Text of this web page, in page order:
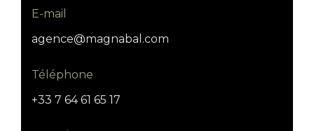
E-mail
agence@magnabal.com
Téléphone
+33 7 64 61 65 17